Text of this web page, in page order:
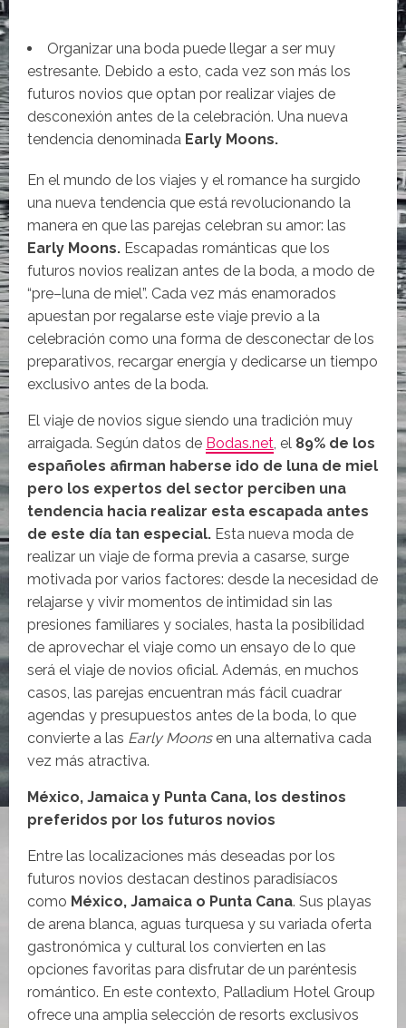
Organizar una boda puede llegar a ser muy
estresante. Debido a esto, cada vez son más los
futuros novios que optan por realizar viajes de
desconexión antes de la celebración. Una nueva
tendencia denominada Early Moons.
En el mundo de los viajes y el romance ha surgido
una nueva tendencia que está revolucionando la
manera en que las parejas celebran su amor: las
Early Moons. Escapadas románticas que los
futuros novios realizan antes de la boda, a modo de
“pre–luna de miel”. Cada vez más enamorados
apuestan por regalarse este viaje previo a la
celebración como una forma de desconectar de los
preparativos, recargar energía y dedicarse un tiempo
exclusivo antes de la boda.
El viaje de novios sigue siendo una tradición muy
arraigada. Según datos de Bodas.net, el 89% de los
españoles afirman haberse ido de luna de miel
pero los expertos del sector perciben una
tendencia hacia realizar esta escapada antes
de este día tan especial. Esta nueva moda de
realizar un viaje de forma previa a casarse, surge
motivada por varios factores: desde la necesidad de
relajarse y vivir momentos de intimidad sin las
presiones familiares y sociales, hasta la posibilidad
de aprovechar el viaje como un ensayo de lo que
será el viaje de novios oficial. Además, en muchos
casos, las parejas encuentran más fácil cuadrar
agendas y presupuestos antes de la boda, lo que
convierte a las Early Moonsen una alternativa cada
vez más atractiva.
México, Jamaica y Punta Cana, los destinos
preferidos por los futuros novios
Entre las localizaciones más deseadas por los
futuros novios destacan destinos paradisíacos
como México, Jamaica o Punta Cana. Sus playas
de arena blanca, aguas turquesa y su variada oferta
gastronómica y cultural los convierten en las
opciones favoritas para disfrutar de un paréntesis
romántico. En este contexto, Palladium Hotel Group
ofrece una amplia selección de resorts exclusivos